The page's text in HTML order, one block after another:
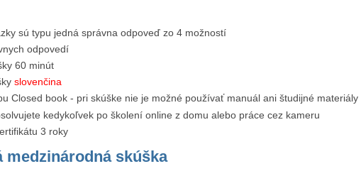
sú typu jedná správna odpoveď zo 4 možností
odpovedí
60 minút
slovenčina
Closed book - pri skúške nie je možné používať manuál ani študijné materiály
kedykoľvek po školení online z domu alebo práce cez kameru
3 roky
medzinárodná skúška